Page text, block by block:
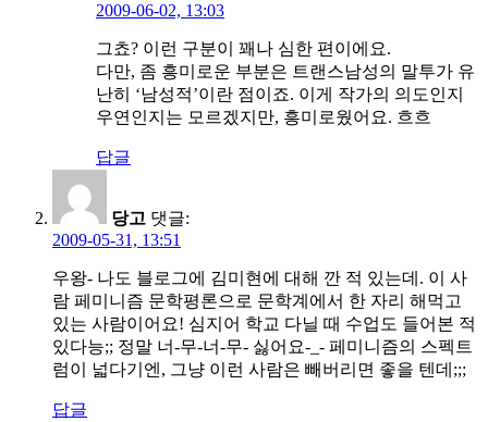
2009-06-02, 13:03
그쵸? 이런 구분이 꽤나 심한 편이에요.
다만, 좀 흥미로운 부분은 트랜스남성의 말투가 유
난히 ‘남성적’이란 점이죠. 이게 작가의 의도인지
우연인지는 모르겠지만, 흥미로웠어요. 흐흐
답글
당고 댓글:
2009-05-31, 13:51
우왕- 나도 블로그에 김미현에 대해 깐 적 있는데. 이 사
람 페미니즘 문학평론으로 문학계에서 한 자리 해먹고
있는 사람이어요! 심지어 학교 다닐 때 수업도 들어본 적
있다능;; 정말 너-무-너-무- 싫어요-_- 페미니즘의 스펙트
럼이 넓다기엔, 그냥 이런 사람은 빼버리면 좋을 텐데;;;
답글